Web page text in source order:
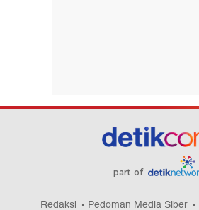
part of
Redaksi Pedoman Media Siber